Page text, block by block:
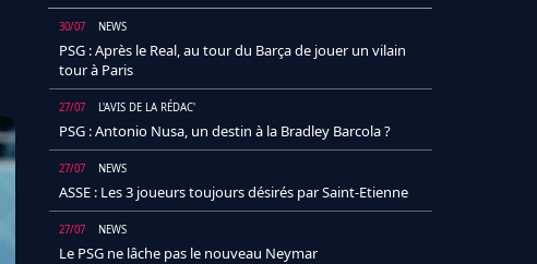
30/07 NEWS
PSG : Après le Real, au tour du Barça de jouer un vilain
tour à Paris
27/07 L'AVIS DE LA RÉDAC'
PSG : Antonio Nusa, un destin à la Bradley Barcola ?
27/07 NEWS
ASSE : Les 3 joueurs toujours désirés par Saint-Etienne
27/07 NEWS
Le PSG ne lâche pas le nouveau Neymar